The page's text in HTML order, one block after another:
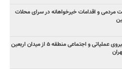
مردمی و اقدامات خیرخواهانه در سرای محلات
استقرار بیش از ۵۰۰ نیروی عملیاتی و اجتماعی منطقه ۵ از میدان اربعین